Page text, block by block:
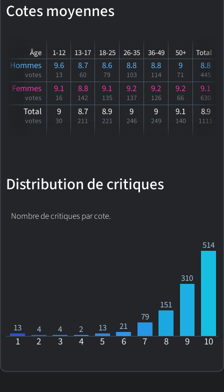
Cotes moyennes
Âge 1-12 13-17 18-25 26-35 36-49 50+ Total
Hommes
votes
9.6
13
8.7
60
8.6
79
8.8
103
8.8
114
9
71
8.8
445
Femmes
votes
9.1
16
8.8
142
9.1
135
9.2
137
9.2
126
9.2
66
9.1
630
Total
votes
9
30
8.7
211
8.9
221
9
246
9
249
9.1
140
8.9
1111
Distribution de critiques
Nombre de critiques par cote.
13 4 4 2 13 21
79
151
310
514
1 2 3 4 5 6 7 8 9 10